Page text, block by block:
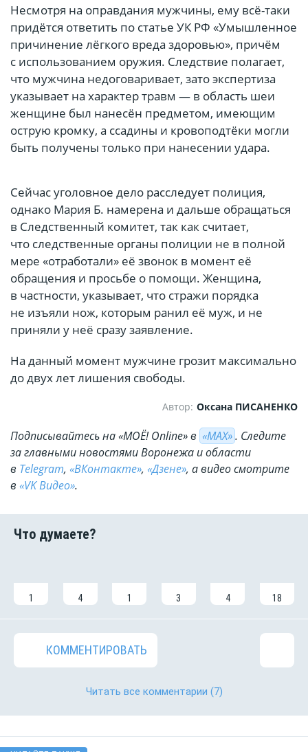
Несмотря на оправдания мужчины, ему всё-таки
придётся ответить по статье УК РФ «Умышленное
причинение лёгкого вреда здоровью», причём
с использованием оружия. Следствие полагает,
что мужчина недоговаривает, зато экспертиза
указывает на характер травм — в область шеи
женщине был нанесён предметом, имеющим
острую кромку, а ссадины и кровоподтёки могли
быть получены только при нанесении удара.
Сейчас уголовное дело расследует полиция,
однако Мария Б. намерена и дальше обращаться
в Следственный комитет, так как считает,
что следственные органы полиции не в полной
мере «отработали» её звонок в момент её
обращения и просьбе о помощи. Женщина,
в частности, указывает, что стражи порядка
не изъяли нож, которым ранил её муж, и не
приняли у неё сразу заявление.
На данный момент мужчине грозит максимально
до двух лет лишения свободы.
Автор: Оксана ПИСАНЕНКО
Подписывайтесь на «МОЁ! Online» в «МАХ». Cледите
за главными новостями Воронежа и области
в Telegram, «ВКонтакте», «Дзене», а видео смотрите
в «VK Видео».
1 4 1 3 4 18
КОММЕНТИРОВАТЬ
Читать все комментарии (7)